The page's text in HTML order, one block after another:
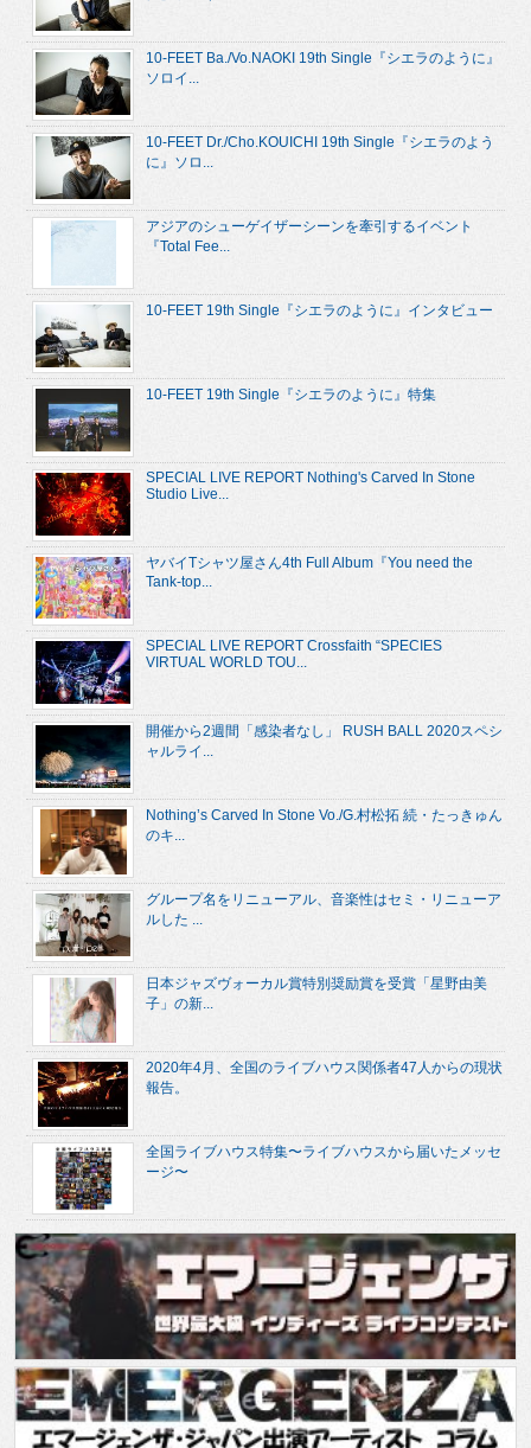
10-FEET Ba./Vo.NAOKI 19th Single『シエラのように』
ソロイ...
10-FEET Dr./Cho.KOUICHI 19th Single『シエラのよう
に』ソロ...
アジアのシューゲイザーシーンを牽引するイベント
『Total Fee...
10-FEET 19th Single『シエラのように』インタビュー
10-FEET 19th Single『シエラのように』特集
SPECIAL LIVE REPORT Nothing's Carved In Stone
Studio Live...
ヤバイTシャツ屋さん4th Full Album『You need the
Tank-top...
SPECIAL LIVE REPORT Crossfaith “SPECIES
VIRTUAL WORLD TOU...
開催から2週間「感染者なし」 RUSH BALL 2020スペシ
ャルライ...
Nothing’s Carved In Stone Vo./G.村松拓 続・たっきゅん
のキ...
グループ名をリニューアル、音楽性はセミ・リニューア
ルした ...
日本ジャズヴォーカル賞特別奨励賞を受賞「星野由美
子」の新...
2020年4月、全国のライブハウス関係者47人からの現状
報告。
全国ライブハウス特集〜ライブハウスから届いたメッセ
ージ〜